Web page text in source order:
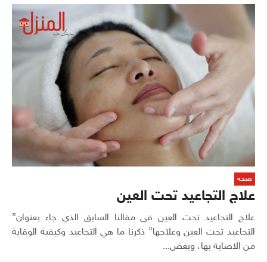
صحه
علاج التجاعيد تحت العين
علاج التجاعيد تحت العين في مقالنا السابق الذي جاء بعنوان”
التجاعيد تحت العين وعلاجها” ذكرنا ما هي التجاعيد وكيفية الوقاية
من الاصابة بها، وبعض...